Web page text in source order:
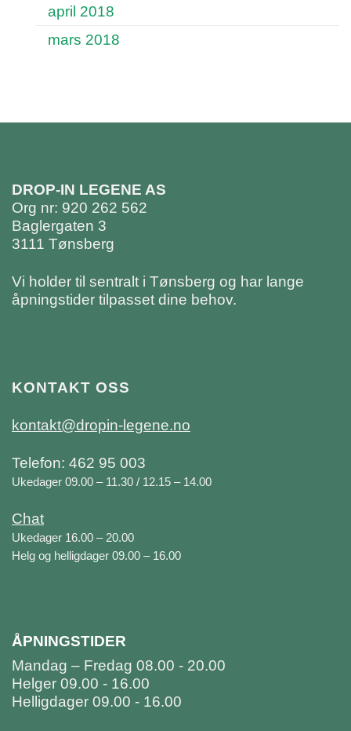
april 2018
mars 2018
DROP-IN LEGENE AS
Org nr: 920 262 562
Baglergaten 3
3111 Tønsberg
Vi holder til sentralt i Tønsberg og har lange
åpningstider tilpasset dine behov.
KONTAKT OSS
kontakt@dropin-legene.no
Telefon: 462 95 003
Ukedager 09.00 – 11.30 / 12.15 – 14.00
Chat
Ukedager 16.00 – 20.00
Helg og helligdager 09.00 – 16.00
ÅPNINGSTIDER
Mandag – Fredag 08.00 - 20.00
Helger 09.00 - 16.00
Helligdager 09.00 - 16.00